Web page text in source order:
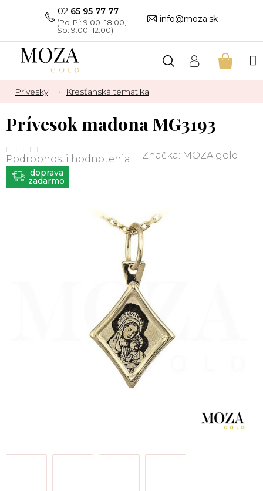
02 65 95 77 77
info@moza.sk
Prívesky Kresťanská tématika
Prívesok madona MG3193
Priemerné
hodnotenie
produktu
je
0,0
5
Podrobnosti hodnotenia Značka: MOZA gold
ZADARMO